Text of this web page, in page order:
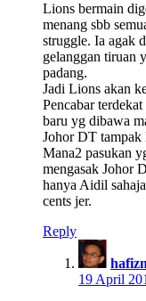
Lions bermain
menang sbb
struggle. Ia agak
gelanggan tiruan
padang.
Jadi Lions akan
Pencabar
baru yg dibawa
Johor DT tampak
Mana2 pasukan
mengasak Johor
hanya Aidil
cents jer.
Reply
19 April